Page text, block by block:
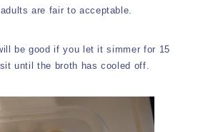
are fair to acceptable.
be good if you let it simmer for 15
until the broth has cooled off.